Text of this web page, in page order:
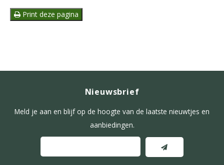
Print deze pagina
Nieuwsbrief
Meld je aan en blijf op de hoogte van de laatste nieuwtjes en
aanbiedingen.